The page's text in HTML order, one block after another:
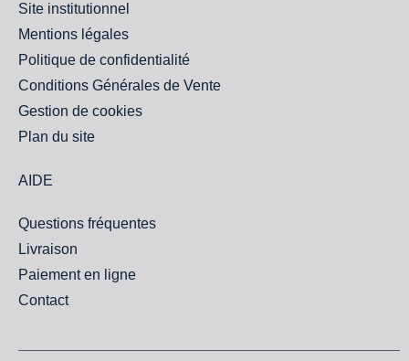
Site institutionnel
Mentions légales
Politique de confidentialité
Conditions Générales de Vente
Gestion de cookies
Plan du site
AIDE
Questions fréquentes
Livraison
Paiement en ligne
Contact